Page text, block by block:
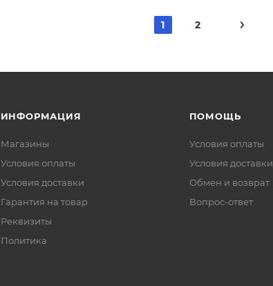
1 2
ИНФОРМАЦИЯ
Магазины
Условия оплаты
Условия доставки
Гарантия на товар
Реквизиты
Политика
ПОМОЩЬ
Условия оплаты
Условия доставки
Обмен и возврат
Вопрос-ответ